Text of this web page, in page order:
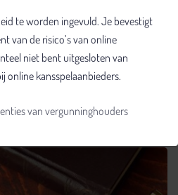
te worden ingevuld. Je bevestigt
van de risico’s van online
niet bent uitgesloten van
online kansspelaanbieders.
van vergunninghouders
nu wat de schade zal zijn voor
op 19-10-2007